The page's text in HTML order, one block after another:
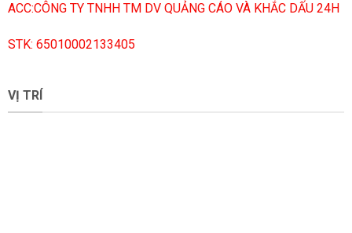
ACC:CÔNG TY TNHH TM DV QUẢNG CÁO VÀ KHẮC DẤU 24H
STK: 65010002133405
VỊ TRÍ